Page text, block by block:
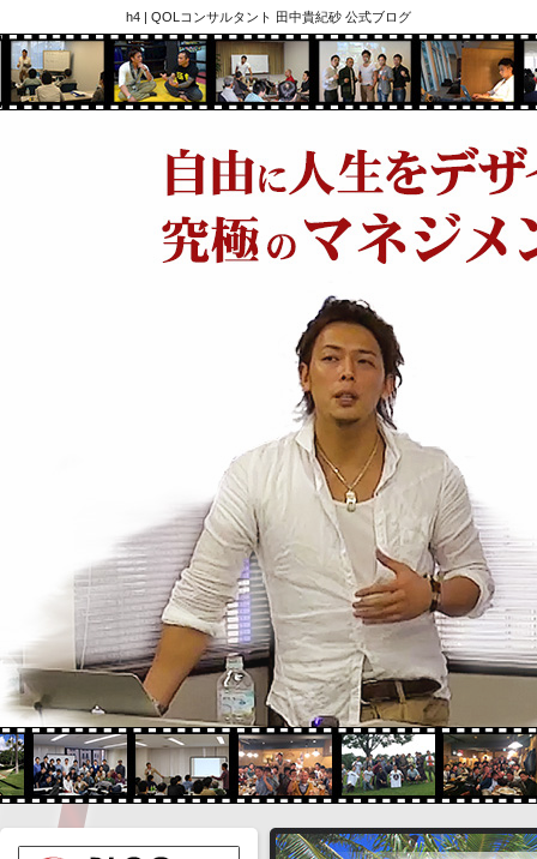
h4 | QOLコンサルタント 田中貴紀砂 公式ブログ